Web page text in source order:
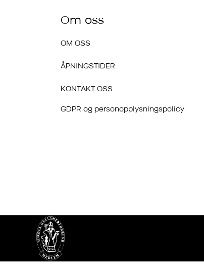
Om oss
OM OSS
ÅPNINGSTIDER
KONTAKT OSS
GDPR og personopplysningspolicy